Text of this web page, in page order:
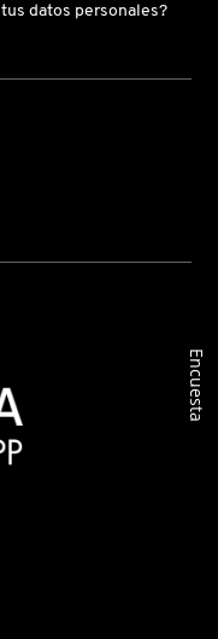
datos personales?
Encuesta